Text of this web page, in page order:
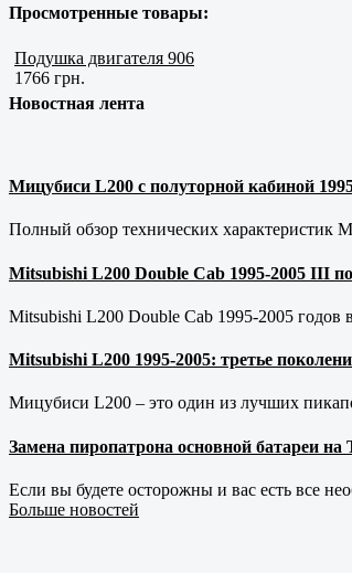
Просмотренные товары:
Подушка двигателя 906
1766 грн.
Новостная лента
Мицубиси L200 с полуторной кабиной
Полный обзор технических
Mitsubishi L200 Double Cab 1995-2005 III
Mitsubishi L200 Double Cab 1995-2005 годов
Mitsubishi L200 1995-2005: третье
Мицубиси L200 – это один из лучших
Замена пиропатрона основной батареи на
Если вы будете осторожны и вас есть все
Больше новостей